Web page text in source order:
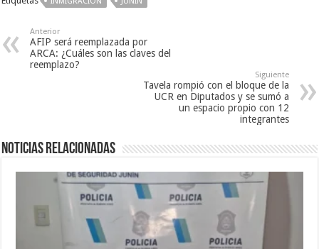
Anterior
AFIP será reemplazada por
ARCA: ¿Cuáles son las claves del
reemplazo?
Siguiente
Tavela rompió con el bloque de la
UCR en Diputados y se sumó a
un espacio propio con 12
integrantes
Noticias relacionadas